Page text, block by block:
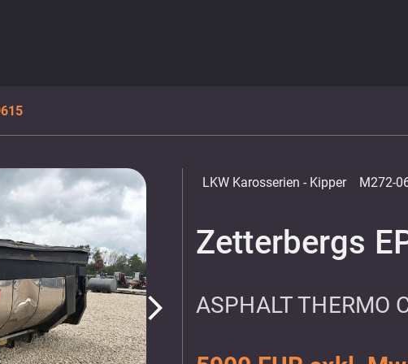
arrow_forward_ios
LKW Karosserien - Kipper M272-
Zetterbergs
ASPHALT THERMO